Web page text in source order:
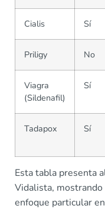
Cialis Sí
Priligy No
Viagra
(Sildenafil)
Sí
Tadapox Sí
Esta tabla presenta
Vidalista, mostrando
enfoque particular